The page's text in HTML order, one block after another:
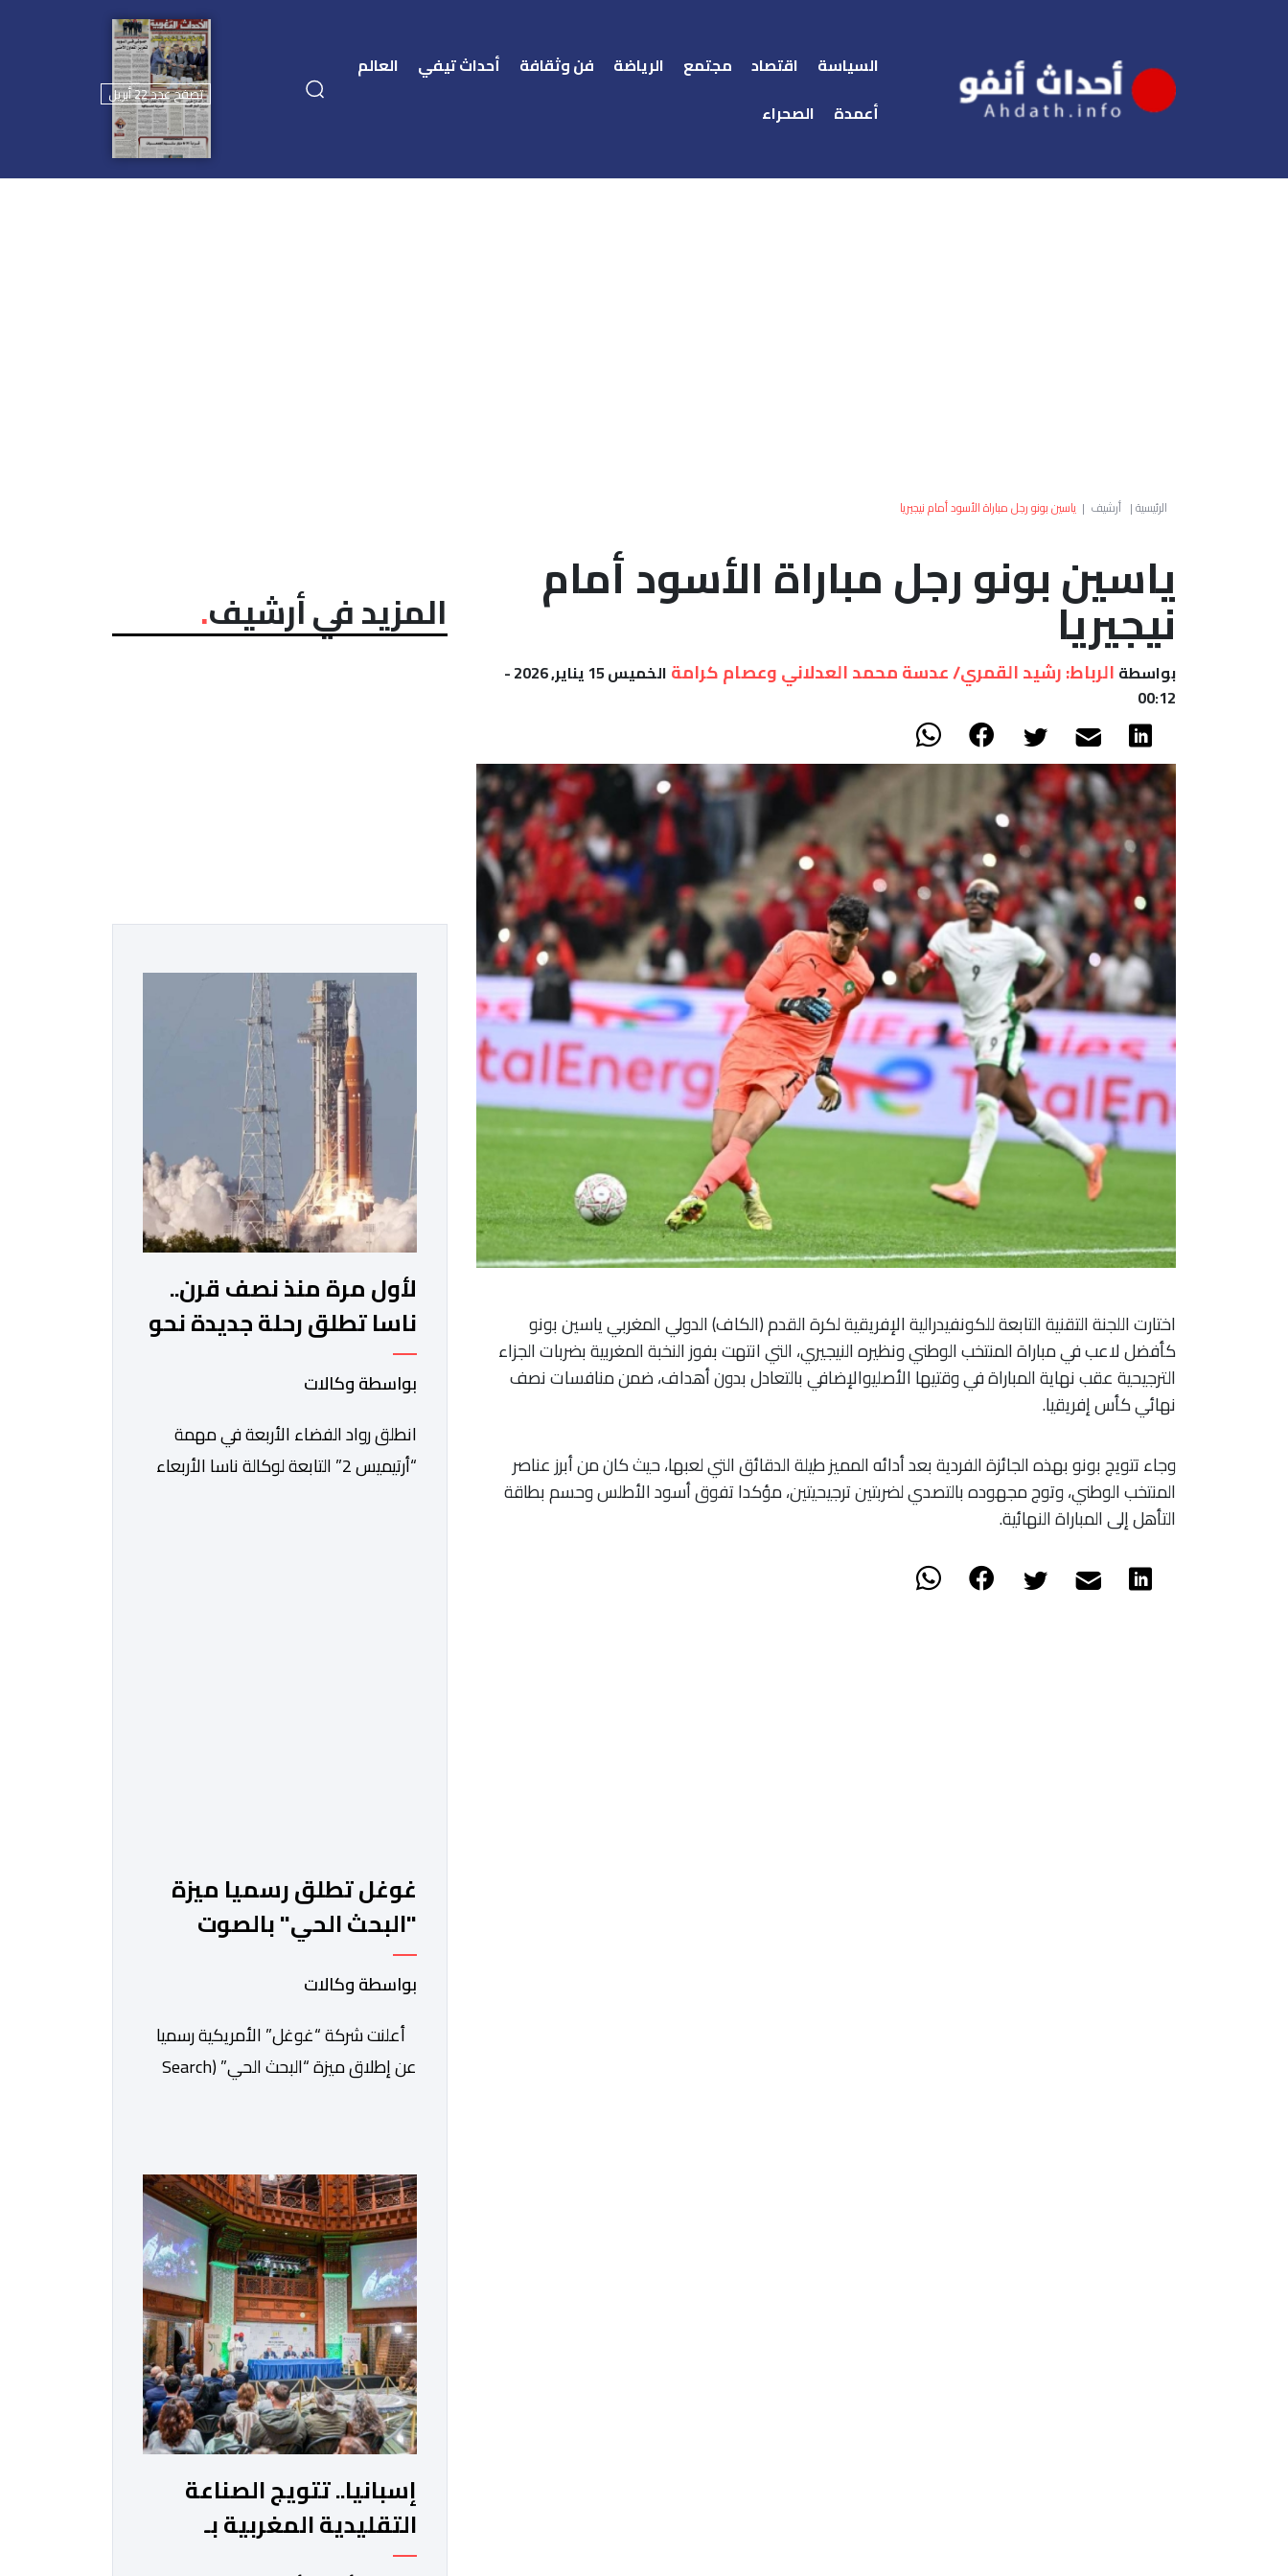
السياسة اقتصاد مجتمع الرياضة فن وثقافة أحداث تيفي
العالم
أعمدة
الصحراء
تصفح عدد 22 أبريل
الرئيسية| أرشيف | ياسين بونو رجل مباراة الأسود أمام نيجيريا
ياسين بونو رجل مباراة الأسود أمام
نيجيريا
بواسطة الرباط: رشيد القمري/ عدسة محمد العدلاني وعصام كرامة
الخميس 15 يناير, 2026 -
00:12
اختارت اللجنة التقنية التابعة للكونفيدرالية الإفريقية لكرة القدم (الكاف) الدولي المغربي ياسين بونو
كأفضل لاعب في مباراة المنتخب الوطني ونظيره النيجيري، التي انتهت بفوز النخبة المغربية بضربات الجزاء
الترجيحية عقب نهاية المباراة في وقتيها الأصليوالإضافي بالتعادل بدون أهداف، ضمن منافسات نصف
نهائي كأس إفريقيا.
وجاء تتويج بونو بهذه الجائزة الفردية بعد أدائه المميز طيلة الدقائق التي لعبها، حيث كان من أبرز عناصر
المنتخب الوطني، وتوج مجهوده بالتصدي لضربتين ترجيحيتين، مؤكدا تفوق أسود الأطلس وحسم بطاقة
التأهل إلى المباراة النهائية.
المزيد في أرشيف
لأول مرة منذ نصف قرن..
ناسا تطلق رحلة جديدة نحو
القمر
بواسطة وكالات
انطلق رواد الفضاء الأربعة في مهمة
“أرتيميس 2” التابعة لوكالة ناسا الأربعاء
غوغل تطلق رسميا ميزة
"البحث الحي" بالصوت
والكاميرا
بواسطة وكالات
أعلنت شركة “غوغل” الأمريكية رسميا
عن إطلاق ميزة “البحث الحي” (Search
محرك البحث التقليدي. وأوضحت الشركة
تأتي هذه الخطوة كجزء من استراتيجية
“غوغل” الشاملة لتعميم تطبيقات الذكاء
الاصطناعي التوليدي في تفاصيل الحياة
اليومية. وتعتمد الميزة الجديدة على […]
إسبانيا.. تتويج الصناعة
التقليدية المغربية بـ
"جائزة ديموفيلو"